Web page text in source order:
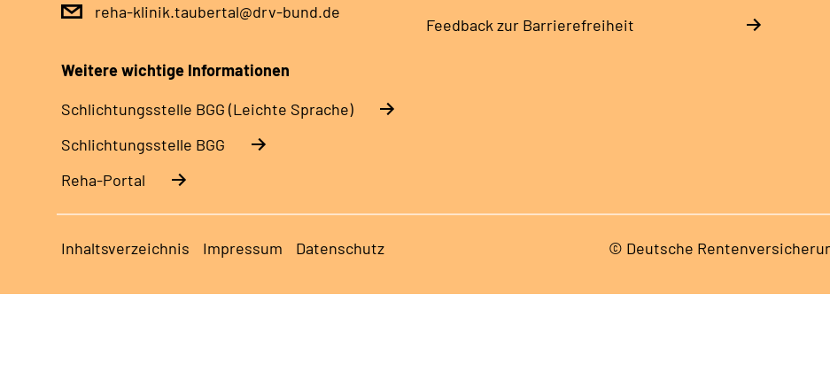
reha-klinik.taubertal@drv-bund.de
Feedback zur Barrierefreiheit
Weitere wichtige Informationen
Schlich­tungs­stel­le BGG (Leichte Sprache)
Schlich­tungs­stel­le BGG
Reha-Portal
Inhaltsverzeichnis Impressum Datenschutz © Deutsche